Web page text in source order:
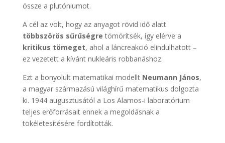
össze a plutóniumot.
A cél az volt, hogy az anyagot rövid idő alatt
többszörös sűrűségre tömörítsék, így elérve a
kritikus tömeget, ahol a láncreakció elindulhatott –
ez vezetett a kívánt nukleáris robbanáshoz.
Ezt a bonyolult matematikai modellt Neumann János,
a magyar származású világhírű matematikus dolgozta
ki. 1944 augusztusától a Los Alamos-i laboratórium
teljes erőforrásait ennek a megoldásnak a
tökéletesítésére fordították.